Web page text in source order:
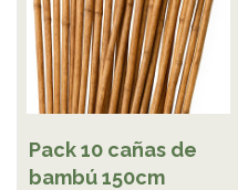
Pack 10 cañas de
bambú 150cm